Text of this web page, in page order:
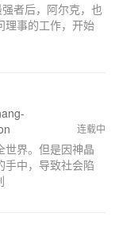
者后，阿尔克，也
理事的工作，开始
连载中
世界。但是因神晶
手中，导致社会陷